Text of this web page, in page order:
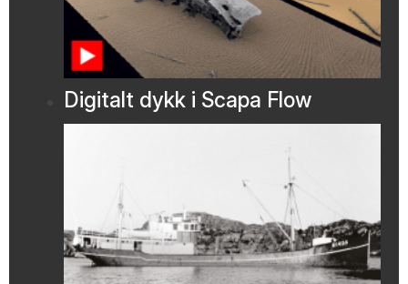
Digitalt dykk i Scapa Flow